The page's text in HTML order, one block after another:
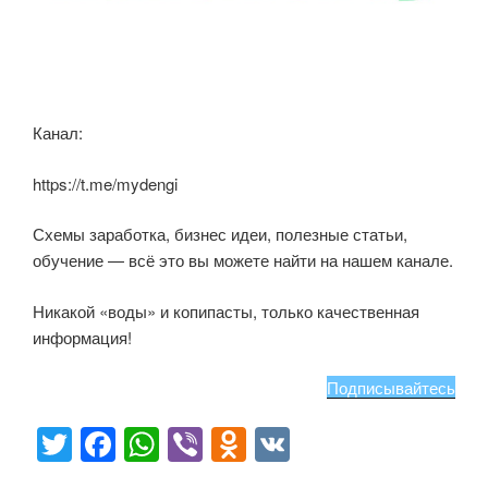
Канал:
https://t.me/mydengi
Схемы заработка, бизнес идеи, полезные статьи,
обучение — всё это вы можете найти на нашем канале.
Никакой «воды» и копипасты, только качественная
информация!
Подписывайтесь
T F W Vi O